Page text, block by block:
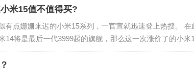
米15值不值得买?
有点姗姗来迟的小米15系列，一官宣就迅速登上热搜。 在
14将是最后一代3999起的旗舰，那么这一次涨价了的小米
下小米15将会有哪些升级点：…